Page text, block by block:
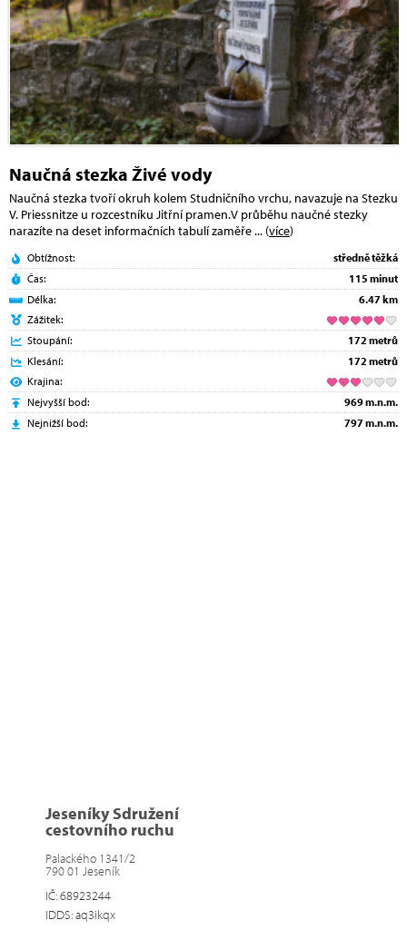
Naučná stezka Živé vody
Naučná stezka tvoří okruh kolem Studničního vrchu, navazuje na Stezku
V. Priessnitze u rozcestníku Jitřní pramen.V průběhu naučné stezky
narazíte na deset informačních tabulí zaměře... (více)
Obtížnost:
středně těžká
Čas:
115 minut
Délka:
6.47 km
Zážitek:
Stoupání:
172 metrů
Klesání:
172 metrů
Krajina:
Nejvyšší bod:
969 m.n.m.
Nejnižší bod:
797 m.n.m.
Jeseníky Sdružení
cestovního ruchu
Palackého 1341/2
790 01 Jeseník
IČ: 68923244
IDDS: aq3ikqx